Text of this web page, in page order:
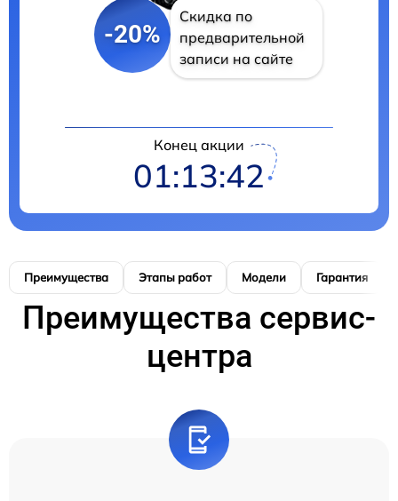
-20%
Скидка по
предварительной
записи на сайте
Конец акции
01:13:41
Преимущества Этапы работ Модели Гарантия
Преимущества сервис-
центра